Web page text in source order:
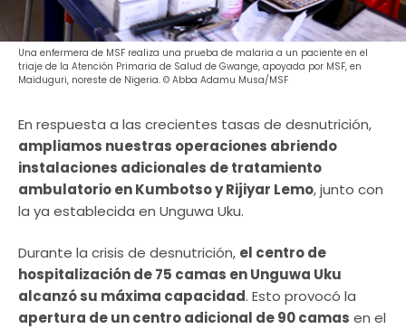
Una enfermera de MSF realiza una prueba de malaria a un paciente en el
triaje de la Atención Primaria de Salud de Gwange, apoyada por MSF, en
Maiduguri, noreste de Nigeria. © Abba Adamu Musa/MSF
En respuesta a las crecientes tasas de desnutrición,
ampliamos nuestras operaciones abriendo
instalaciones adicionales de tratamiento
ambulatorio en Kumbotso y Rijiyar Lemo, junto con
la ya establecida en Unguwa Uku.
Durante la crisis de desnutrición, el centro de
hospitalización de 75 camas en Unguwa Uku
alcanzó su máxima capacidad. Esto provocó la
apertura de un centro adicional de 90 camas en el